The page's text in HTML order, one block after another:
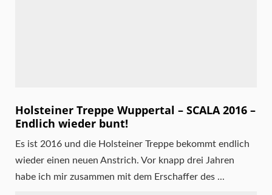
Holsteiner Treppe Wuppertal – SCALA 2016 –
Endlich wieder bunt!
Es ist 2016 und die Holsteiner Treppe bekommt endlich
wieder einen neuen Anstrich. Vor knapp drei Jahren
habe ich mir zusammen mit dem Erschaffer des ...